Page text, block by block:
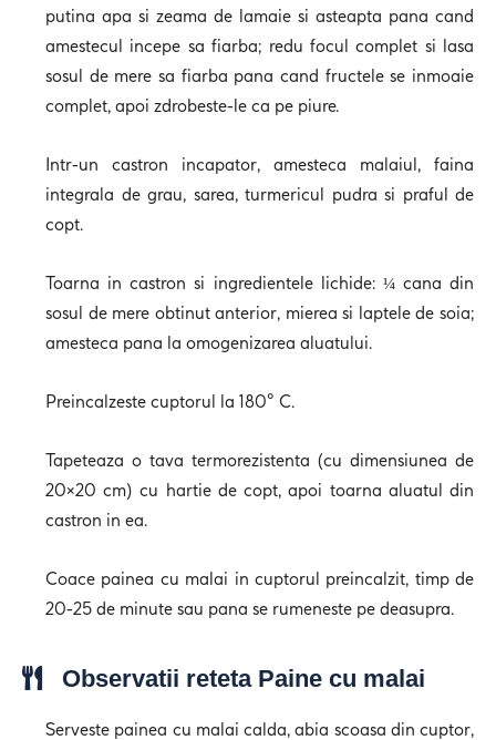
putina apa si zeama de lamaie si asteapta pana cand
amestecul incepe sa fiarba; redu focul complet si lasa
sosul de mere sa fiarba pana cand fructele se inmoaie
complet, apoi zdrobeste-le ca pe piure.
Intr-un castron incapator, amesteca malaiul, faina
integrala de grau, sarea, turmericul pudra si praful de
copt.
Toarna in castron si ingredientele lichide: ¼ cana din
sosul de mere obtinut anterior, mierea si laptele de soia;
amesteca pana la omogenizarea aluatului.
Preincalzeste cuptorul la 180° C.
Tapeteaza o tava termorezistenta (cu dimensiunea de
20×20 cm) cu hartie de copt, apoi toarna aluatul din
castron in ea.
Coace painea cu malai in cuptorul preincalzit, timp de
20-25 de minute sau pana se rumeneste pe deasupra.
Observatii reteta Paine cu malai
Serveste painea cu malai calda, abia scoasa din cuptor,